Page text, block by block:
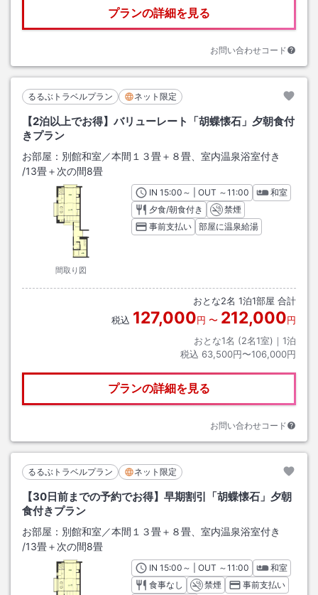
プランの詳細を見る
お問い合わせコード
るるぶトラベルプラン ネット限定
【2泊以上でお得】バリューレート「胡蝶懐石」夕朝食付
きプラン
お部屋： 別館和室／本間１３畳＋８畳、室内温泉浴室付き
/13畳＋次の間8畳
間取り図
INチェックイン
15:00 ～ | OUT チェックアウト
～11:00
和室
夕食/朝食付き
禁煙
事前支払い
部屋に温泉給湯
おとな2名 1泊1部屋 合計
税込 127,000円 〜 212,000円
おとな1名 (2名1室)｜ 1泊
税込 63,500円〜106,000円
プランの詳細を見る
お問い合わせコード
るるぶトラベルプラン ネット限定
【30日前までの予約でお得】早期割引「胡蝶懐石」夕朝
食付きプラン
お部屋： 別館和室／本間１３畳＋８畳、室内温泉浴室付き
/13畳＋次の間8畳
INチェックイン
15:00 ～ | OUT チェックアウト
～11:00
和室
食事なし
禁煙
事前支払い